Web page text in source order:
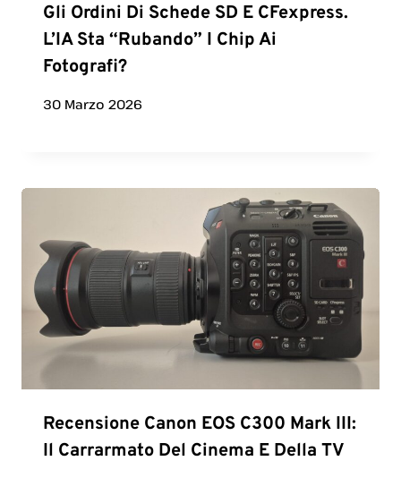
Gli Ordini Di Schede SD E CFexpress.
L’IA Sta “rubando” I Chip Ai
Fotografi?
30 Marzo 2026
Recensione Canon EOS C300 Mark III:
Il Carrarmato Del Cinema E Della TV